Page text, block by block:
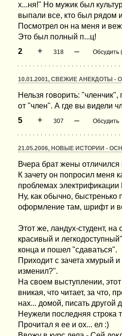
х...ня!" Но мужик был
выпали все, кто был рядом
Посмотрел он на меня и
Это был полный п...ц!
2
+ 318 – Обсудить
10.01.2001, СВЕЖИЕ АНЕКДОТЫ
Нельзя говорить:
от "член". А где вы видели
5
+ 307 – Обсудить
21.05.2006, НОВЫЕ ИСТОРИИ -
Вчера брат жены
К зачету он попросил меня
проблемах электрификации
Ну, как обычно, быстренько
оформление там, шрифт и
Этот же, ландух-студент,
красивый и
конца и пошел "сдаваться".
Приходит с зачета хмурый
изменил?".
На своем выступлении, этот
вникая, что читает, за что,
нах... домой, писать другой
Неужели последняя строка
Прочитал я ее и ох... ел :)